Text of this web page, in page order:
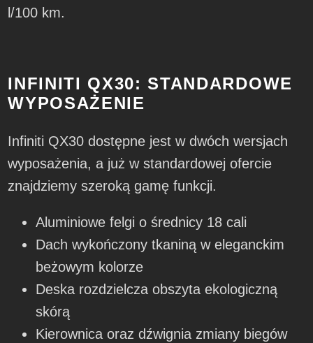
l/100 km.
INFINITI QX30: STANDARDOWE
WYPOSAŻENIE
Infiniti QX30 dostępne jest w dwóch wersjach
wyposażenia, a już w standardowej ofercie
znajdziemy szeroką gamę funkcji.
Aluminiowe felgi o średnicy 18 cali
Dach wykończony tkaniną w eleganckim
beżowym kolorze
Deska rozdzielcza obszyta ekologiczną
skórą
Kierownica oraz dźwignia zmiany biegów